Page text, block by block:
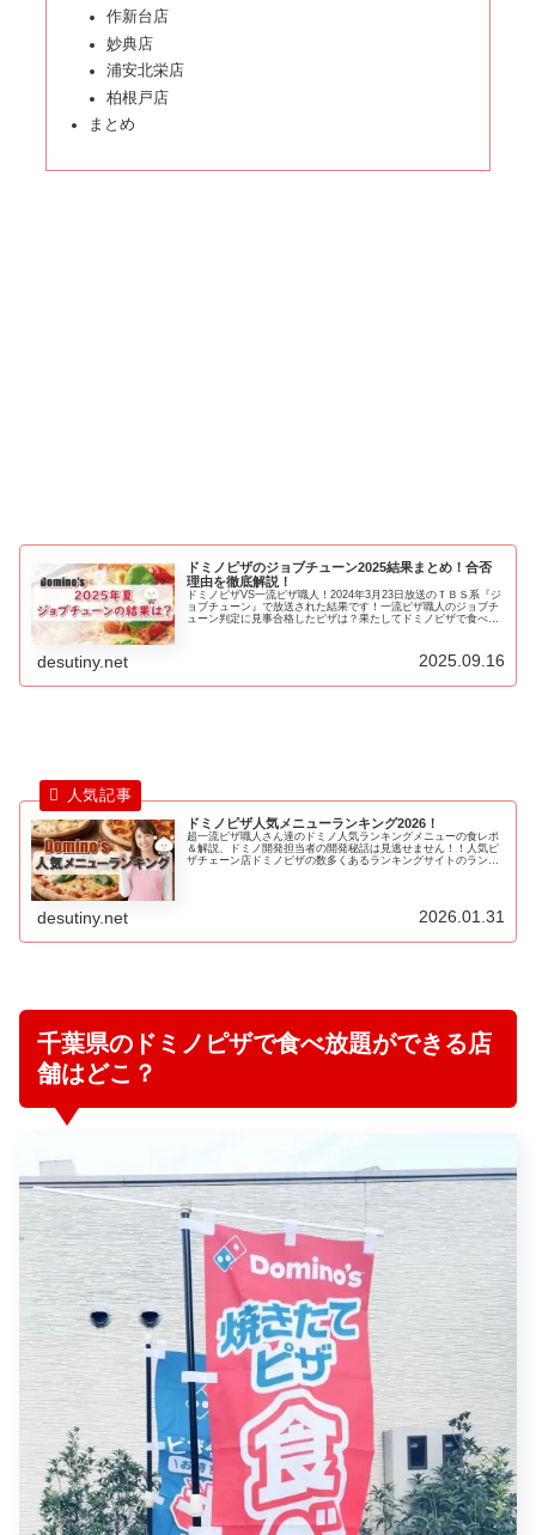
作新台店
妙典店
浦安北栄店
柏根戸店
まとめ
ドミノピザのジョブチューン2025結果まとめ！合否
理由を徹底解説！
ドミノピザVS一流ピザ職人！2024年3月23日放送のＴＢＳ系『ジ
ョブチューン』で放送された結果です！一流ピザ職人のジョブチ
ューン判定に見事合格したピザは？果たしてドミノピザで食べる
desutiny.net 2025.09.16
ドミノピザ人気メニューランキング2026！
超一流ピザ職人さん達のドミノ人気ランキングメニューの食レポ
＆解説、ドミノ開発担当者の開発秘話は見逃せません！！人気ピ
ザチェーン店ドミノピザの数多くあるランキングサイトのランキ
desutiny.net 2026.01.31
千葉県のドミノピザで食べ放題ができる店
舗はどこ？